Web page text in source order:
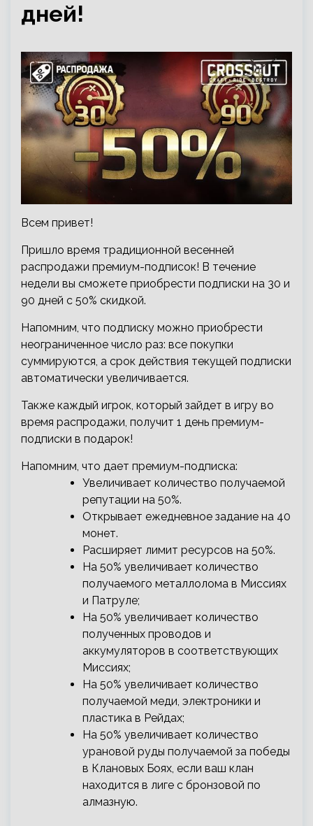
дней!
Всем привет!
Пришло время традиционной весенней
распродажи премиум-подписок! В течение
недели вы сможете приобрести подписки на 30 и
90 дней с 50% скидкой.
Напомним, что подписку можно приобрести
неограниченное число раз: все покупки
суммируются, а срок действия текущей подписки
автоматически увеличивается.
Также каждый игрок, который зайдет в игру во
время распродажи, получит 1 день премиум-
подписки в подарок!
Напомним, что дает премиум-подписка:
Увеличивает количество получаемой
репутации на 50%.
Открывает ежедневное задание на 40
монет.
Расширяет лимит ресурсов на 50%.
На 50% увеличивает количество
получаемого металлолома в Миссиях
и Патруле;
На 50% увеличивает количество
полученных проводов и
аккумуляторов в соответствующих
Миссиях;
На 50% увеличивает количество
получаемой меди, электроники и
пластика в Рейдах;
На 50% увеличивает количество
урановой руды получаемой за победы
в Клановых Боях, если ваш клан
находится в лиге с бронзовой по
алмазную.